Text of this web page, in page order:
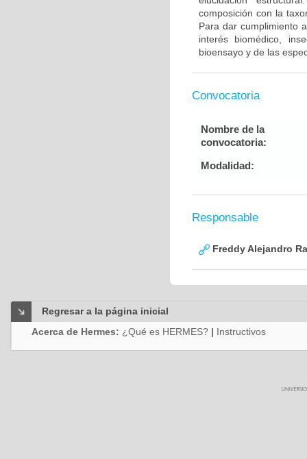
composición con la
Para dar cumplimiento
interés biomédico,
bioensayo y de las
Convocatoria
Nombre de la
convocatoria:
Modalidad:
Responsable
Freddy Alejandro
Regresar a la página inicial
Acerca de Hermes: ¿Qué es HERMES? | Instructivos